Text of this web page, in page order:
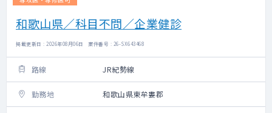
和歌山県／科目不問／企業健診
掲載更新日 : 2026年08月06日 案件番号 : 26-SX643468
路線 JR紀勢線
勤務地 和歌山県東牟婁郡